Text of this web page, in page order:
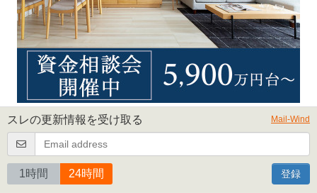
スレの更新情報を受け取る Mail-Wind
1時間 24時間 登録